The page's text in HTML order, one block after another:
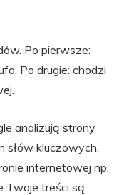
Po pierwsze:
Po drugie: chodzi
analizują strony
kluczowych.
internetowej np.
Twoje treści są